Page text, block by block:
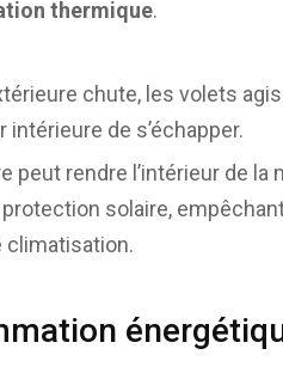
thermique.
chute, les volets
de s’échapper.
peut rendre l’intérieur de
solaire,
climatisation.